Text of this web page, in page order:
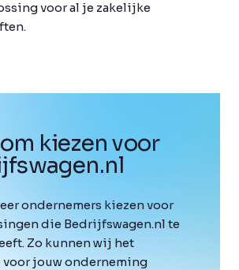
voor al je zakelijke
kiezen voor
.nl
ondernemers kiezen voor
die Bedrijfswagen.nl te
Zo kunnen wij het
voor jouw onderneming